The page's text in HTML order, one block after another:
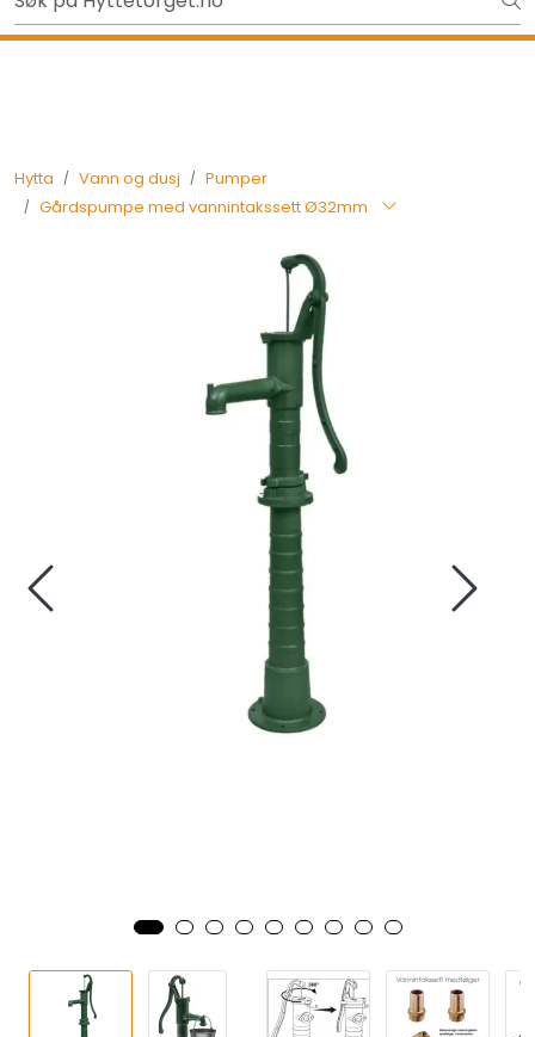
Skip to main contentGavekort - Gaven som ALLTID funker!
Hytta Vann og dusj
Pumper
Gårdspumpe med vannintakssett Ø32mm
Tilbake